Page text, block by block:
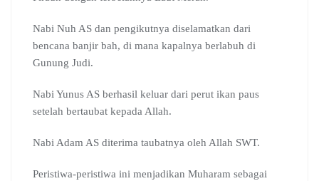
Nabi Nuh AS dan pengikutnya diselamatkan dari
bencana banjir bah, di mana kapalnya berlabuh di
Gunung Judi.
Nabi Yunus AS berhasil keluar dari perut ikan paus
setelah bertaubat kepada Allah.
Nabi Adam AS diterima taubatnya oleh Allah SWT.
Peristiwa-peristiwa ini menjadikan Muharam sebagai